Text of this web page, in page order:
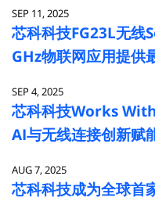
SEP 11, 2025
芯科科技FG23L无线
GHz物联网应用提供
SEP 4, 2025
芯科科技Works
AI与无线连接创新赋
AUG 7, 2025
芯科科技成为全球首